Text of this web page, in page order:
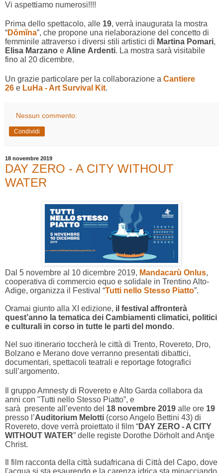
Vi aspettiamo numerosi!!!!
Prima dello spettacolo, alle 19, verrà inaugurata la mostra
“Dŏmĭna”, che propone una rielaborazione del concetto di
femminile attraverso i diversi stili artistici di Martina Pomari,
Elisa Marzano e Aline Ardenti. La mostra sarà visitabile
fino al 20 dicembre.
Un grazie particolare per la collaborazione a Cantiere
26 e LuHa - Art Survival Kit.
Nessun commento:
Condividi
18 novembre 2019
DAY ZERO - A CITY WITHOUT
WATER
Dal 5 novembre al 10 dicembre 2019, Mandacarù Onlus,
cooperativa di commercio equo e solidale in Trentino Alto-
Adige, organizza il Festival “Tutti nello Stesso Piatto”.
Oramai giunto alla XI edizione, il festival affronterà
quest’anno la tematica dei Cambiamenti climatici, politici
e culturali in corso in tutte le parti del mondo.
Nel suo itinerario toccherà le città di Trento, Rovereto, Dro,
Bolzano e Merano dove verranno presentati dibattici,
documentari, spettacoli teatrali e reportage fotografici
sull’argomento.
Il gruppo Amnesty di Rovereto e Alto Garda collabora da
anni con "Tutti nello Stesso Piatto”, e
sarà presente all’evento del 18 novembre 2019 alle ore 19
presso l’Auditorium Melotti (corso Angelo Bettini 43) di
Rovereto, dove verrà proiettato il film “DAY ZERO - A CITY
WITHOUT WATER” delle registe Dorothe Dörholt and Antje
Christ.
Il film racconta della città sudafricana di Città del Capo, dove
l'acqua si sta esaurendo e la carenza idrica sta minacciando